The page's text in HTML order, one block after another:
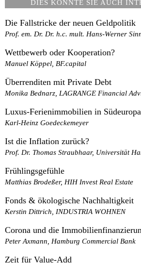
DIES KÖNNTE SIE AUCH
Die Fallstricke der neuen Geldpolitik
Prof. em. Dr. Dr. h.c. mult. Hans-Werner
Wettbewerb oder Kooperation?
Manuel Köppel, BF.capital
Überrenditen mit Private Debt
Monika Bednarz, LAGRANGE Financial
Luxus-Ferienimmobilien in Südeuropa
Karl-Heinz Goedeckemeyer
Ist die Inflation zurück?
Prof. Dr. Thomas Straubhaar, Universität
Frühlingsgefühle
Matthias Brodeßer, HIH Invest Real Estate
Fonds & ökologische Nachhaltigkeit
Kerstin Dittrich, INDUSTRIA WOHNEN
Corona und die
Peter Axmann, Hamburg Commercial Bank
Zeit für Value-Add